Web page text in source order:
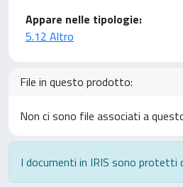
Appare nelle tipologie:
5.12 Altro
File in questo prodotto:
Non ci sono file associati a
I documenti in IRIS sono